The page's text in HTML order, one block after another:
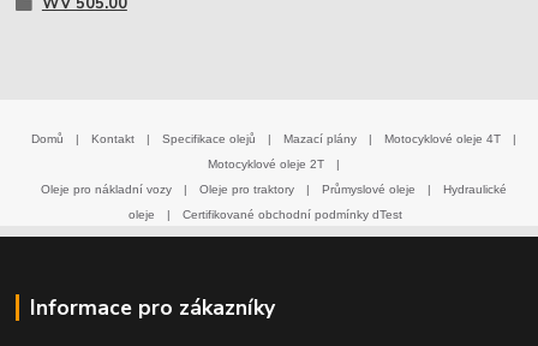
Domů | Kontakt | Specifikace olejů | Mazací plány | Motocyklové oleje 4T
|
Motocyklové oleje 2T
|
Oleje pro nákladní vozy
| Oleje pro traktory | Průmyslové oleje |
Hydraulické
oleje
| Certifikované obchodní podmínky dTest
Informace pro zákazníky